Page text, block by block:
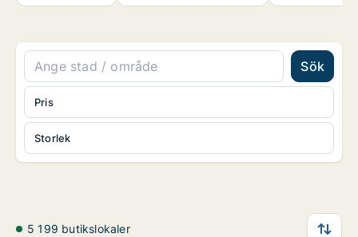
Sök
Storlek
Pris
5 199 butikslokaler